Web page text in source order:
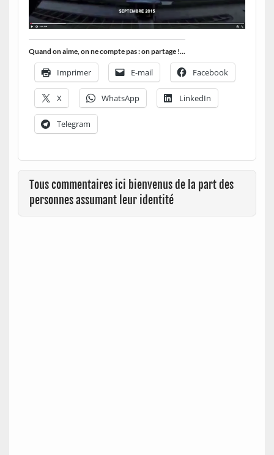
Quand on aime, on ne compte pas : on partage !...
Imprimer E-mail Facebook
X WhatsApp LinkedIn
Telegram
Tous commentaires ici bienvenus de la part des
personnes assumant leur identité